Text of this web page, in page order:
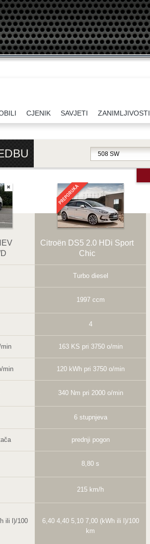
CJENIK SAVJETI ZANIMLJIVOSTI
✖
Citroën DS5 2.0 HDi Sport
Chic
Turbo diesel
1997 ccm
4
163 KS pri 3750 o/min
min 120 kWh pri 3750 o/min
340 Nm pri 2000 o/min
6 stupnjeva
prednji pogon
8,80 s
215 km/h
ili l)/100
6,40 4,40 5,10 7,00 (kWh ili l)/100
km